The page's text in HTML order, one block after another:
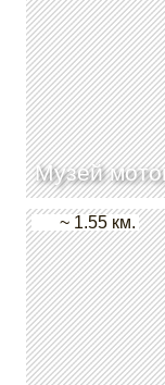
Музей
~ 1.55 км.